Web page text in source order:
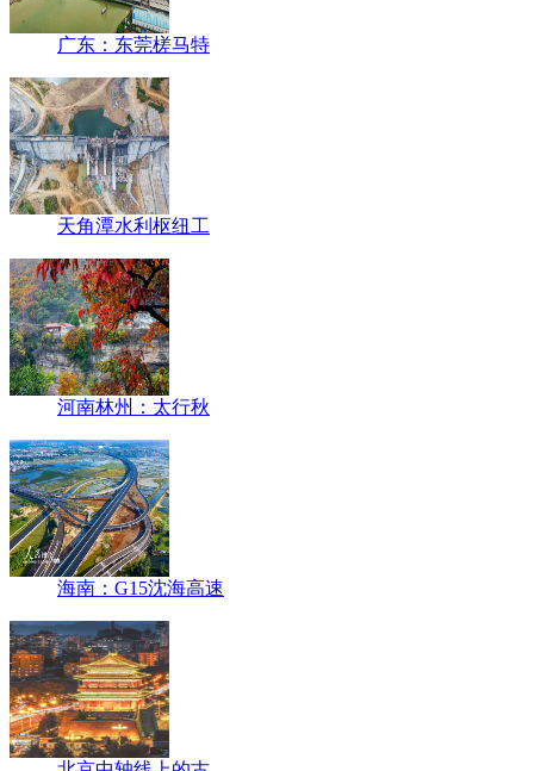
广东：东莞槎马特
天角潭水利枢纽工
河南林州：太行秋
海南：G15沈海高速